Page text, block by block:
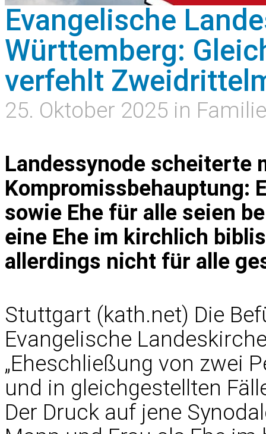
Evangelische
Württemberg:
verfehlt
25. Oktober 2025 in Familie
Landessynode scheiterte
Kompromissbehauptung:
sowie Ehe für alle seien
eine Ehe im kirchlich
allerdings nicht für alle
Stuttgart (kath.net) Die
Evangelische
„Eheschließung von zwei
und in gleichgestellten
Der Druck auf jene